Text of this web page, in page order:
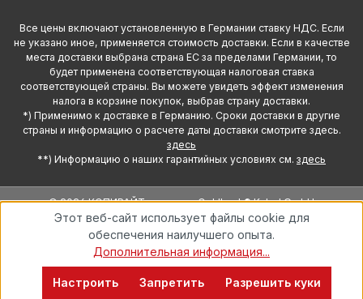
Все цены включают установленную в Германии ставку НДС. Если
не указано иное, применяется стоимость доставки. Если в качестве
места доставки выбрана страна ЕС за пределами Германии, то
будет применена соответствующая налоговая ставка
соответствующей страны. Вы можете увидеть эффект изменения
налога в корзине покупок, выбрав страну доставки.
*) Применимо к доставке в Германию. Сроки доставки в другие
страны и информацию о расчете даты доставки смотрите здесь.
здесь
**) Информацию о наших гарантийных условиях см. здесь
© 2026 КОПИРАЙТ компании Oehlbach® Kabel GmbH
Этот веб-сайт использует файлы cookie для
обеспечения наилучшего опыта.
Дополнительная информация...
Запретить
Настроить Разрешить куки